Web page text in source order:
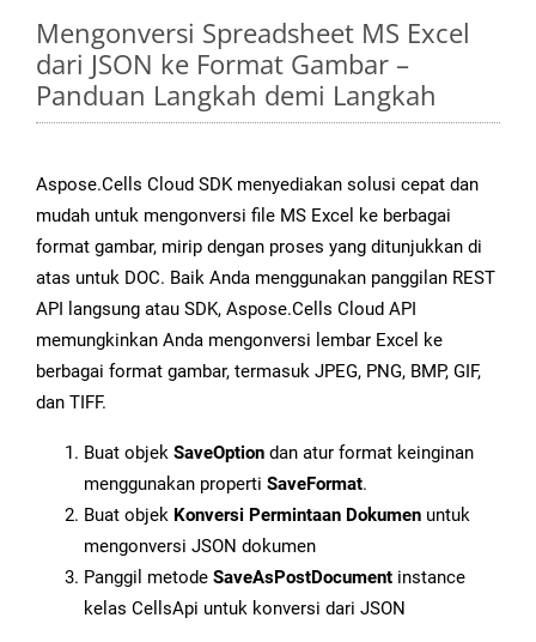
Mengonversi Spreadsheet MS Excel
dari JSON ke Format Gambar –
Panduan Langkah demi Langkah
Aspose.Cells Cloud SDK menyediakan solusi cepat dan
mudah untuk mengonversi file MS Excel ke berbagai
format gambar, mirip dengan proses yang ditunjukkan di
atas untuk DOC. Baik Anda menggunakan panggilan REST
API langsung atau SDK, Aspose.Cells Cloud API
memungkinkan Anda mengonversi lembar Excel ke
berbagai format gambar, termasuk JPEG, PNG, BMP, GIF,
dan TIFF.
Buat objek SaveOption dan atur format keinginan
menggunakan properti SaveFormat.
Buat objek Konversi Permintaan Dokumen untuk
mengonversi JSON dokumen
Panggil metode SaveAsPostDocument instance
kelas CellsApi untuk konversi dari JSON